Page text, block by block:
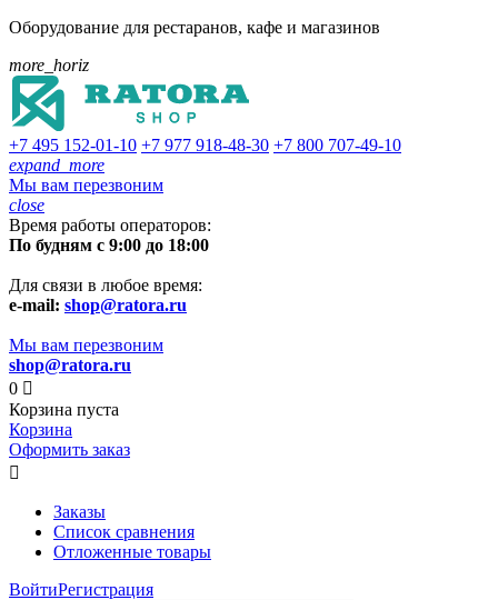
Оборудование для рестаранов, кафе и магазинов
more_horiz
+7 495 152-01-10 +7 977 918-48-30 +7 800 707-49-10
expand_more
Мы вам перезвоним
close
Время работы операторов:
По будням с 9:00 до 18:00
Для связи в любое время:
e-mail: shop@ratora.ru
Мы вам перезвоним
shop@ratora.ru
0 
Корзина пуста
Корзина
Оформить заказ

Заказы
Список сравнения
Отложенные товары
ВойтиРегистрация